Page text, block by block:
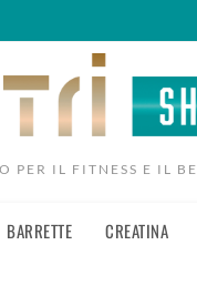
PER IL FITNESS E IL
BARRETTE CREATINA